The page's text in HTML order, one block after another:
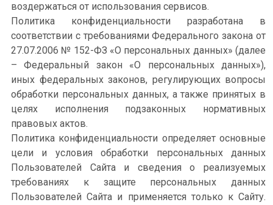
воздержаться от использования сервисов.
Политика конфиденциальности разработана в
соответствии с требованиями Федерального закона от
27.07.2006 № 152-ФЗ «О персональных данных» (далее
– Федеральный закон «О персональных данных»),
иных федеральных законов, регулирующих вопросы
обработки персональных данных, а также принятых в
целях исполнения подзаконных нормативных
правовых актов.
Политика конфиденциальности определяет основные
цели и условия обработки персональных данных
Пользователей Сайта и сведения о реализуемых
требованиях к защите персональных данных
Пользователей Сайта и применяется только к Сайту.